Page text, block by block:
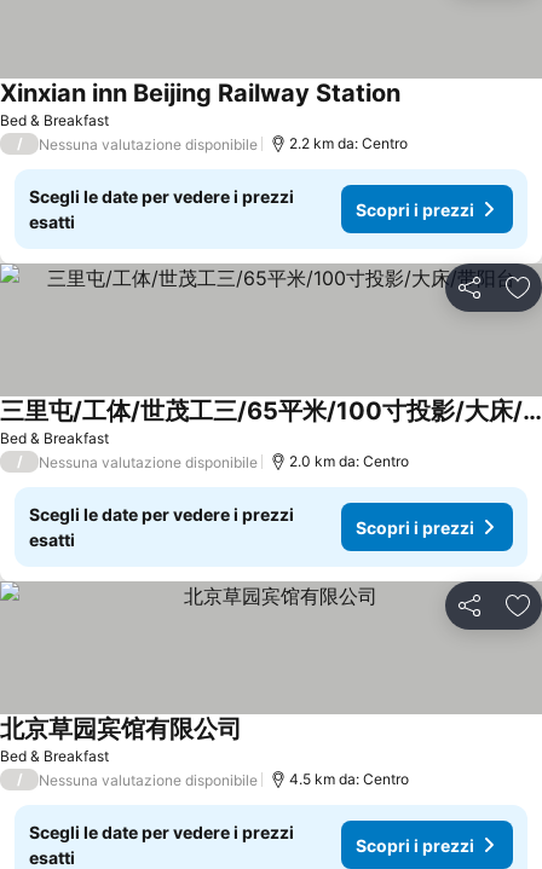
Bed & Breakfast
Xinxian inn Beijing Railway Station
/ Nessuna valutazione disponibile 2.2 km da: Centro
Scegli le date per vedere i prezzi
esatti
Scopri i prezzi
Condividi
Bed & Breakfast
三里屯/工体/世茂工三/65平米/100寸投影/大床/带阳台
/ Nessuna valutazione disponibile 2.0 km da: Centro
Scegli le date per vedere i prezzi
esatti
Scopri i prezzi
Condividi
Bed & Breakfast
北京草园宾馆有限公司
/ Nessuna valutazione disponibile 4.5 km da: Centro
Scegli le date per vedere i prezzi
esatti
Scopri i prezzi